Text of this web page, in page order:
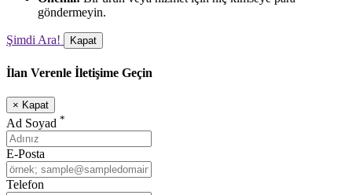
göndermeyin.
Şimdi Ara! Kapat
İlan Verenle İletişime Geçin
× Kapat
Ad Soyad *
E-Posta
Telefon